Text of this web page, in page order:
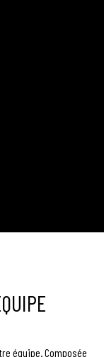
équipe. Composée